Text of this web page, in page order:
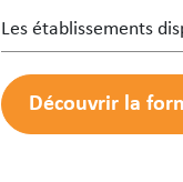
Les établissements
Découvrir la